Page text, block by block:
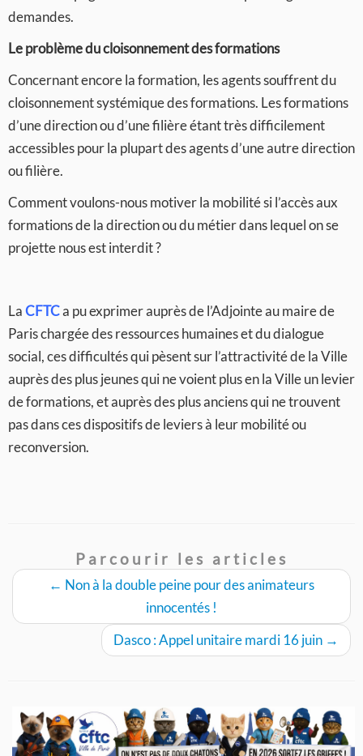
demandes.
Le problème du cloisonnement des formations
Concernant encore la formation, les agents souffrent du
cloisonnement systémique des formations. Les formations
d’une direction ou d’une filière étant très difficilement
accessibles pour la plupart des agents d’une autre direction
ou filière.
Comment voulons-nous motiver la mobilité si l’accès aux
formations de la direction ou du métier dans lequel on se
projette nous est interdit ?
LaCFTCa pu exprimer auprès de l’Adjointe au maire de
Paris chargée des ressources humaines et du dialogue
social, ces difficultés qui pèsent sur l’attractivité de la Ville
auprès des plus jeunes qui ne voient plus en la Ville un levier
de formations, et auprès des plus anciens qui ne trouvent
pas dans ces dispositifs de leviers à leur mobilité ou
reconversion.
Parcourir les articles
← Non à la double peine pour des animateurs
innocentés !
Dasco : Appel unitaire mardi 16 juin →